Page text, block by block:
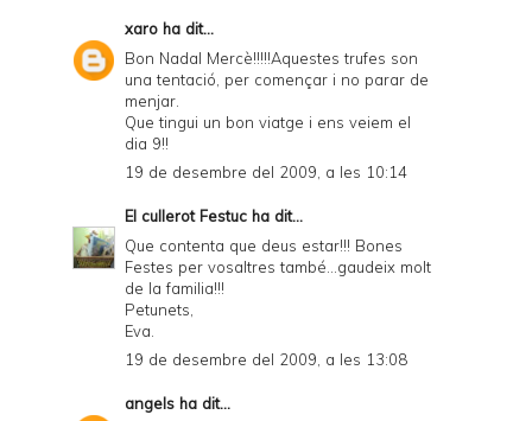
xaro ha dit...
Bon Nadal Mercè!!!!!Aquestes trufes son
una tentació, per començar i no parar de
menjar.
Que tingui un bon viatge i ens veiem el
dia 9!!
19 de desembre del 2009, a les 10:14
El cullerot Festuc ha dit...
Que contenta que deus estar!!! Bones
Festes per vosaltres també...gaudeix molt
de la familia!!!
Petunets,
Eva.
19 de desembre del 2009, a les 13:08
angels ha dit...